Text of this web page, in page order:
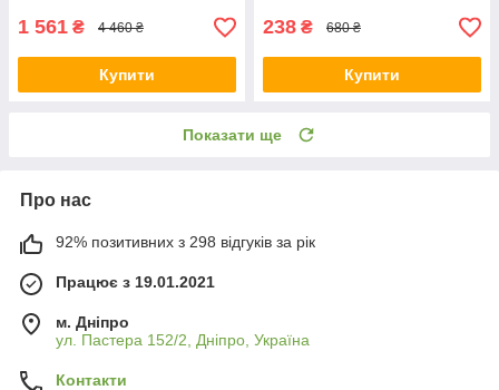
1 561 ₴ 4 460 ₴
Купити
238 ₴ 680 ₴
Купити
Показати ще
Про нас
92% позитивних з 298 відгуків за рік
Працює з 19.01.2021
м. Дніпро
ул. Пастера 152/2, Дніпро, Україна
Контакти